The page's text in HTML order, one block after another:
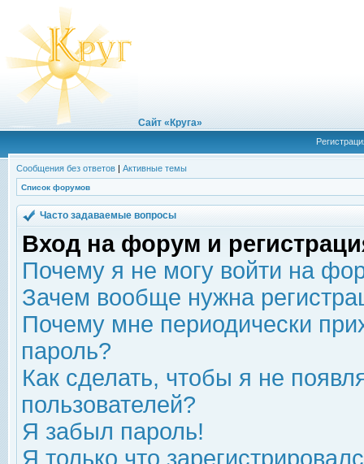
Сайт «Круга»
Сообщения без ответов | Активные темы
Список форумов
Часто задаваемые вопросы
Вход на форум и
Почему я не могу войти на
Зачем вообще нужна
Почему мне периодически
пароль?
Как сделать, чтобы я не
пользователей?
Я забыл пароль!
Я только что